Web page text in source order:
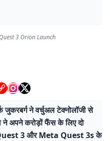
3 Orion Launch
ने वर्चुअल टेक्नोलॉजी से
ने अपने करोड़ों फैंस के लिए दो
3 और Meta Quest 3s के